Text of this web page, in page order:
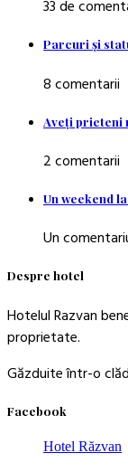
33 de
Parcuri şi
8 comentarii
Aveţi prieteni
2 comentarii
Un weekend
Un
Despre hotel
Hotelul Razvan
proprietate.
Găzduite într-o
Facebook
Hotel Răzvan